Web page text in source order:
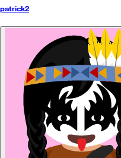
patrick2